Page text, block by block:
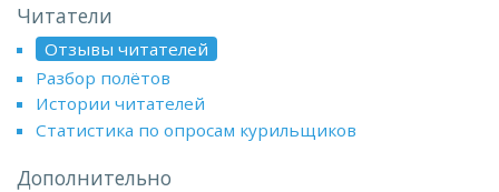
Читатели
Отзывы читателей
Разбор полётов
Истории читателей
Статистика по опросам курильщиков
Дополнительно